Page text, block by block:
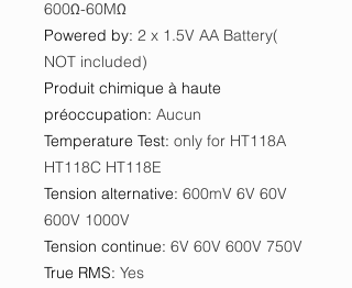
600Ω-60MΩ
Powered by: 2 x 1.5V AA Battery(
NOT included)
Produit chimique à haute
préoccupation: Aucun
Temperature Test: only for HT118A
HT118C HT118E
Tension alternative: 600mV 6V 60V
600V 1000V
Tension continue: 6V 60V 600V 750V
True RMS: Yes